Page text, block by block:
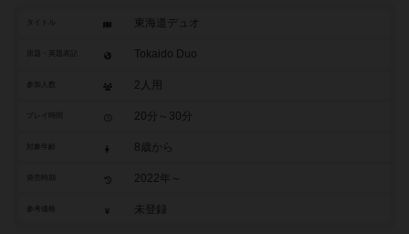
タイトル 東海道デュオ
Tokaido Duo
参加人数 2人用
20分～30分
8歳から
2022年～
参考価格 未登録